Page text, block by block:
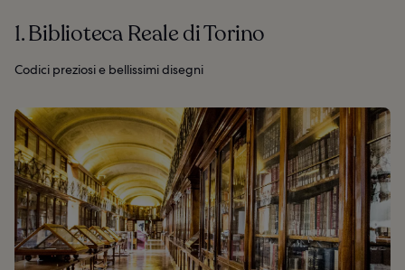
1. Biblioteca Reale di Torino
Codici preziosi e bellissimi disegni